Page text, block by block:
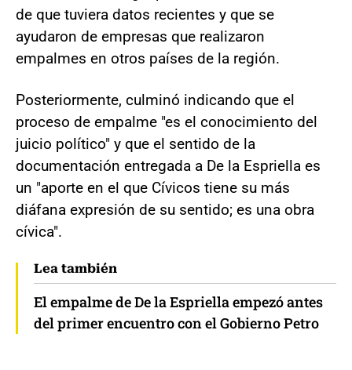
de que tuviera datos recientes y que se
ayudaron de empresas que realizaron
empalmes en otros países de la región.
Posteriormente, culminó indicando que el
proceso de empalme "es el conocimiento del
juicio político" y que el sentido de la
documentación entregada a De la Espriella es
un "aporte en el que Cívicos tiene su más
diáfana expresión de su sentido; es una obra
cívica".
Lea también
El empalme de De la Espriella empezó antes
del primer encuentro con el Gobierno Petro